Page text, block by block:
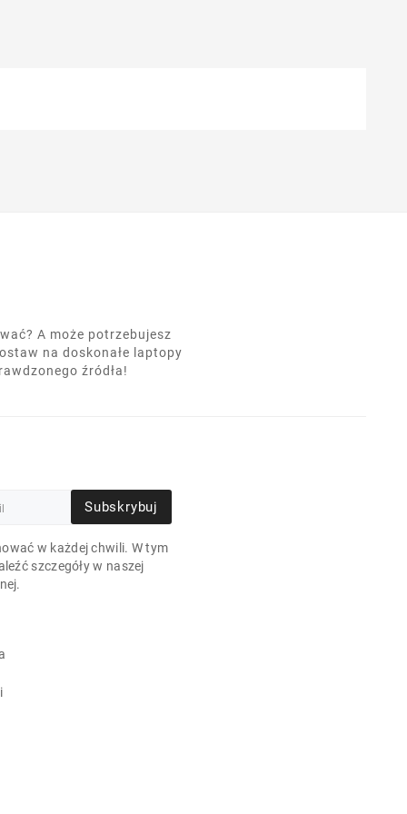
A może potrzebujesz
na doskonałe laptopy
źródła!
Subskrybuj
w każdej chwili. W tym
szczegóły w naszej